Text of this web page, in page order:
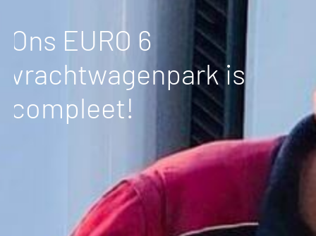
Ons EURO 6
vrachtwagenpark is
compleet!